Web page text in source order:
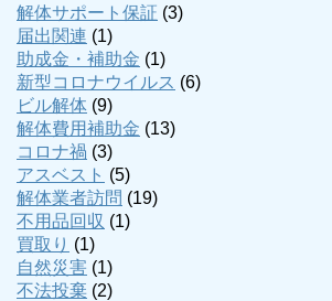
解体サポート保証 (3)
届出関連 (1)
助成金・補助金 (1)
新型コロナウイルス (6)
ビル解体 (9)
解体費用補助金 (13)
コロナ禍 (3)
アスベスト (5)
解体業者訪問 (19)
不用品回収 (1)
買取り (1)
自然災害 (1)
不法投棄 (2)